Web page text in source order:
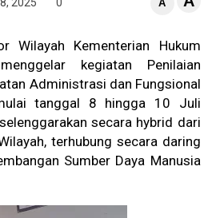
A
Wilayah Kementerian Hukum
kegiatan Penilaian
Administrasi dan Fungsional
tanggal 8 hingga 10 Juli
secara hybrid dari
terhubung secara daring
Sumber Daya Manusia